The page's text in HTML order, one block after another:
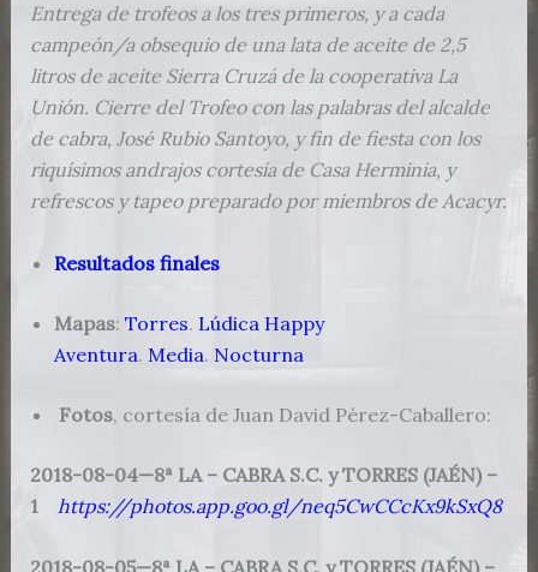
Entrega de trofeos a los tres primeros, y a cada
campeón/a obsequio de una lata de aceite de 2,5
litros de aceite Sierra Cruzá de la cooperativa La
Unión. Cierre del Trofeo con las palabras del alcalde
de cabra, José Rubio Santoyo, y fin de fiesta con los
riquísimos andrajos cortesía de Casa Herminia, y
refrescos y tapeo preparado por miembros de Acacyr.
Resultados finales
Mapas: Torres. Lúdica Happy
Aventura. Media. Nocturna
Fotos, cortesía de Juan David Pérez-Caballero:
2018-08-04—8ª LA – CABRA S.C. y TORRES (JAÉN) –
1
https://photos.app.goo.gl/neq5CwCCcKx9kSxQ8